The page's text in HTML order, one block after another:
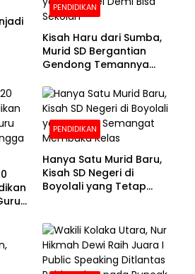
PENDIDIKAN
Kisah Haru dari Sumba,
Murid SD Bergantian
Gendong Temannya
Sekolah
PENDIDIKAN
Hanya Satu Murid Baru,
Kisah SD Negeri di
Boyolali yang Tetap